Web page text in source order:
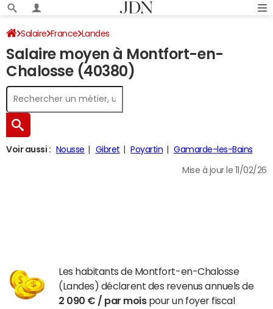
Salaire France Landes
Salaire moyen à Montfort-en-
Chalosse (40380)
Voir aussi : Nousse Gibret Poyartin Gamarde-les-Bains
Mise à jour le 11/02/26
Les habitants de Montfort-en-Chalosse
(Landes) déclarent des revenus annuels de
2 090 € / par moispour un foyer fiscal